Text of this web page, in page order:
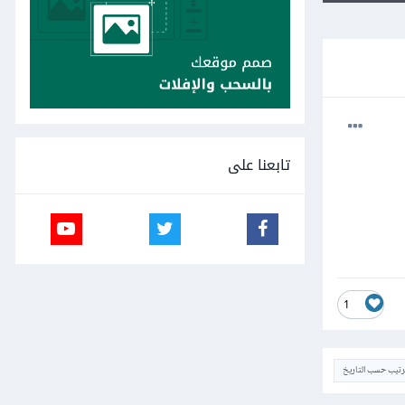
1
حسب التاريخ
تابعنا على